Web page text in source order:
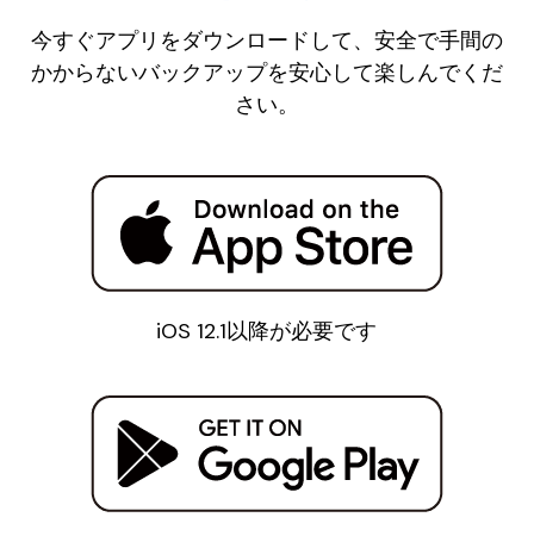
今すぐアプリをダウンロードして、安全で手間の
かからないバックアップを安心して楽しんでくだ
さい。
iOS 12.1以降が必要です